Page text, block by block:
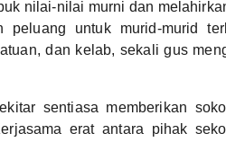
nilai-nilai murni dan
peluang untuk murid-murid
dan kelab, sekali gus
sentiasa memberikan
erat antara pihak